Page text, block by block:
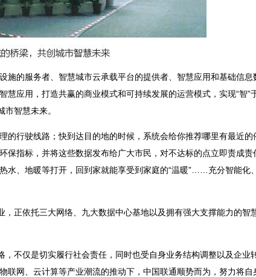
的服务者、智慧城市云承载平台的提供者、智慧应用和基础信息
应用，打造共赢的商业模式和可持续发展的运营模式，实现“智”
智慧未来。
的行驶线路；快到达目的地的时候，系统会给你推荐哪里有最近的
指标，并将这些数据发布给广大市民，对不达标的点立即责成责
、地暖等打开，回到家就能享受到家庭的“温暖”……充分智能化
正依托三大网络、九大数据中心基地以及拥有强大支撑能力的智
不仅是切实履行社会责任，同时也受自身业务结构调整以及企业
网、云计算等产业潮流的推动下，中国联通顺势而为，努力将自